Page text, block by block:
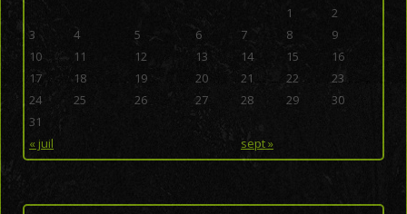
« juil sept »
1
2
3
4 5 6 7 8
9
10
11 12 13 14 15
16
17
18 19 20 21 22
23
24
25 26 27 28 29
30
31